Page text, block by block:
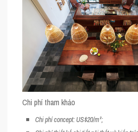
Chi phí tham khảo
Chi phí concept: US$20/m²;